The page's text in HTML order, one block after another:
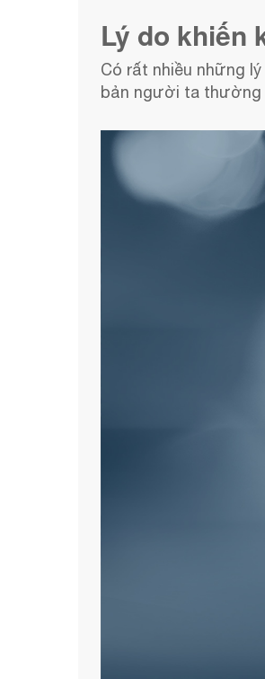
Lý do khiến
Có rất nhiều những
bản người ta thường